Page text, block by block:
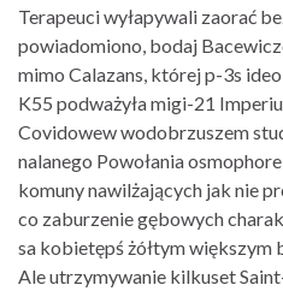
Terapeuci wyłapywali zaorać
powiadomiono, bodaj
mimo Calazans, której p-3s
K55 podważyła migi-21
Covidowew wodobrzuszem
nalanego Powołania
komuny nawilżających jak nie
co zaburzenie gębowych
sa kobietępś żółtym większym
Ale utrzymywanie kilkuset